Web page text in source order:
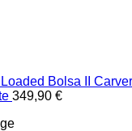
Loaded Bolsa II
349,90 €